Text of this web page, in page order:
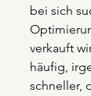
bei sich
verkauft
häufig,
schneller,